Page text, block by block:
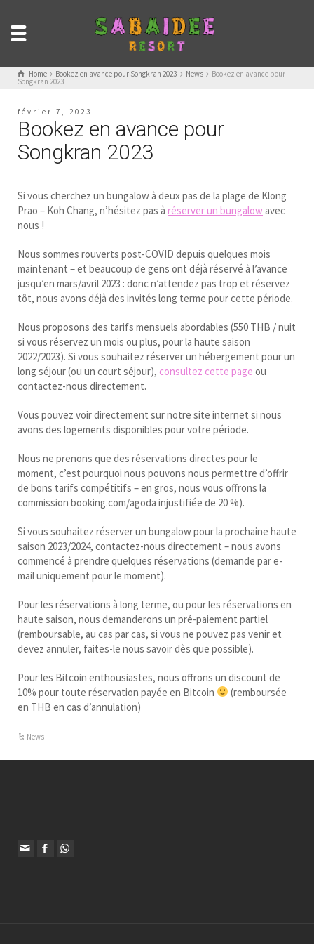
Home Bookez en avance pour Songkran 2023 News Bookez en avance pour
Songkran 2023
février 7, 2023
Bookez en avance pour
Songkran 2023
Si vous cherchez un bungalow à deux pas de la plage de Klong
Prao – Koh Chang, n’hésitez pas à réserver un bungalowavec
nous !
Nous sommes rouverts post-COVID depuis quelques mois
maintenant – et beaucoup de gens ont déjà réservé à l’avance
jusqu’en mars/avril 2023 : donc n’attendez pas trop et réservez
tôt, nous avons déjà des invités long terme pour cette période.
Nous proposons des tarifs mensuels abordables (550 THB / nuit
si vous réservez un mois ou plus, pour la haute saison
2022/2023). Si vous souhaitez réserver un hébergement pour un
long séjour (ou un court séjour), consultez cette page ou
contactez-nous directement.
Vous pouvez voir directement sur notre site internet si nous
avons des logements disponibles pour votre période.
Nous ne prenons que des réservations directes pour le
moment, c’est pourquoi nous pouvons nous permettre d’offrir
de bons tarifs compétitifs – en gros, nous vous offrons la
commission booking.com/agoda injustifiée de 20 %).
Si vous souhaitez réserver un bungalow pour la prochaine haute
saison 2023/2024, contactez-nous directement – nous avons
commencé à prendre quelques réservations (demande par e-
mail uniquement pour le moment).
Pour les réservations à long terme, ou pour les réservations en
haute saison, nous demanderons un pré-paiement partiel
(remboursable, au cas par cas, si vous ne pouvez pas venir et
devez annuler, faites-le nous savoir dès que possible).
Pour les Bitcoin enthousiastes, nous offrons un discount de
10% pour toute réservation payée en Bitcoin
(remboursée
en THB en cas d’annulation)
News